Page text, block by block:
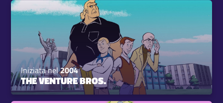
Iniziata nel2004
THE VENTURE BROS.